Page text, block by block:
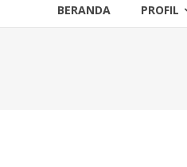
BERANDA PROFIL